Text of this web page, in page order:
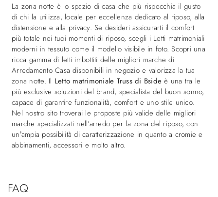
La zona notte è lo spazio di casa che più rispecchia il gusto
di chi la utilizza, locale per eccellenza dedicato al riposo, alla
distensione e alla privacy. Se desideri assicurarti il comfort
più totale nei tuoi momenti di riposo, scegli i Letti matrimoniali
moderni in tessuto come il modello visibile in foto. Scopri una
ricca gamma di letti imbottiti delle migliori marche di
Arredamento Casa disponibili in negozio e valorizza la tua
zona notte. Il Letto matrimoniale Truss di Bside è una tra le
più esclusive soluzioni del brand, specialista del buon sonno,
capace di garantire funzionalità, comfort e uno stile unico.
Nel nostro sito troverai le proposte più valide delle migliori
marche specializzati nell'arredo per la zona del riposo, con
un’ampia possibilità di caratterizzazione in quanto a cromie e
abbinamenti, accessori e molto altro.
FAQ